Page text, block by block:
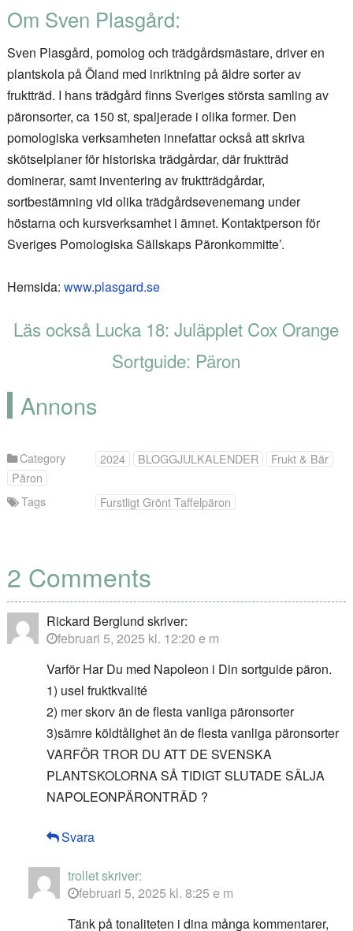
Om Sven Plasgård:
Sven Plasgård, pomolog och trädgårdsmästare, driver en
plantskola på Öland med inriktning på äldre sorter av
fruktträd. I hans trädgård finns Sveriges största samling av
päronsorter, ca 150 st, spaljerade i olika former. Den
pomologiska verksamheten innefattar också att skriva
skötselplaner för historiska trädgårdar, där fruktträd
dominerar, samt inventering av fruktträdgårdar,
sortbestämning vid olika trädgårdsevenemang under
höstarna och kursverksamhet i ämnet. Kontaktperson för
Sveriges Pomologiska Sällskaps Päronkommitte’.
Hemsida: www.plasgard.se
Läs också Lucka 18: Juläpplet Cox Orange
Sortguide: Päron
Annons
Category 2024 BLOGGJULKALENDER
Frukt & Bär
Päron
Tags
Furstligt Grönt Taffelpäron
2 Comments
Rickard Berglund skriver:
februari 5, 2025 kl. 12:20 e m
Varför Har Du med Napoleon i Din sortguide päron.
1) usel fruktkvalité
2) mer skorv än de flesta vanliga päronsorter
3)sämre köldtålighet än de flesta vanliga päronsorter
VARFÖR TROR DU ATT DE SVENSKA
PLANTSKOLORNA SÅ TIDIGT SLUTADE SÄLJA
NAPOLEONPÄRONTRÄD ?
Svara
trolletskriver:
februari 5, 2025 kl. 8:25 e m
Tänk på tonaliteten i dina många kommentarer,